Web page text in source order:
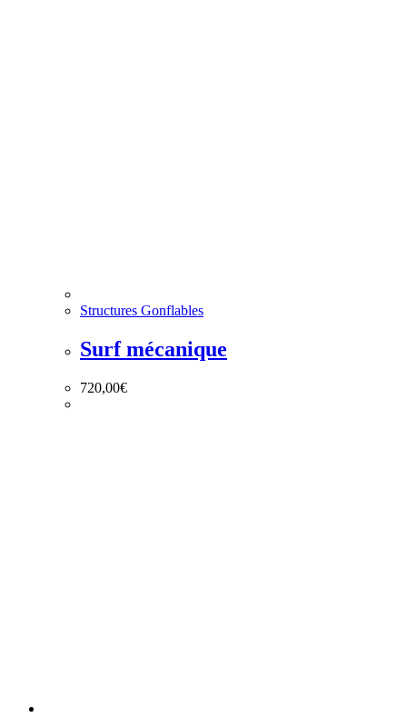
Structures Gonflables
Surf mécanique
720,00€